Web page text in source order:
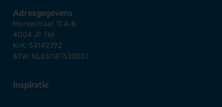
Adresgegevens
Morsestraat 11 A-B
4004 JP Tiel
KvK: 54142792
BTW: NL851187638B01
Inspiratie